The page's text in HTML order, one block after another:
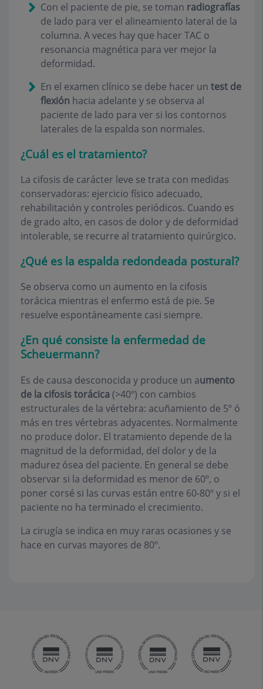
Con el paciente de pie, se toman radiografías
de lado para ver el alineamiento lateral de la
columna. A veces hay que hacer TAC o
resonancia magnética para ver mejor la
deformidad.
En el examen clínico se debe hacer un test de
flexión hacia adelante y se observa al
paciente de lado para ver si los contornos
laterales de la espalda son normales.
¿Cuál es el tratamiento?
La cifosis de carácter leve se trata con medidas
conservadoras: ejercicio físico adecuado,
rehabilitación y controles periódicos. Cuando es
de grado alto, en casos de dolor y de deformidad
intolerable, se recurre al tratamiento quirúrgico.
¿Qué es la espalda redondeada postural?
Se observa como un aumento en la cifosis
torácica mientras el enfermo está de pie. Se
resuelve espontáneamente casi siempre.
¿En qué consiste la enfermedad de
Scheuermann?
Es de causa desconocida y produce un aumento
de la cifosis torácica (>40º) con cambios
estructurales de la vértebra: acuñamiento de 5º ó
más en tres vértebras adyacentes. Normalmente
no produce dolor. El tratamiento depende de la
magnitud de la deformidad, del dolor y de la
madurez ósea del paciente. En general se debe
observar si la deformidad es menor de 60º, o
poner corsé si las curvas están entre 60-80º y si el
paciente no ha terminado el crecimiento.
La cirugía se indica en muy raras ocasiones y se
hace en curvas mayores de 80º.